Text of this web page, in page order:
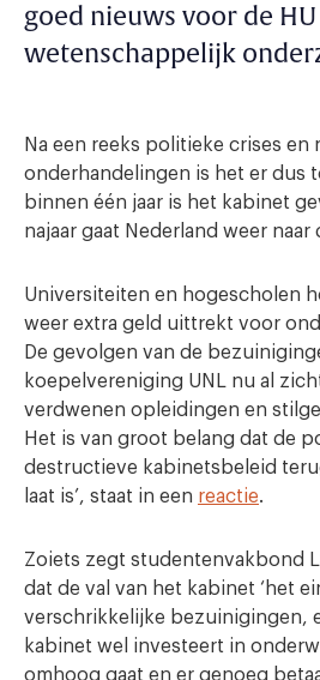
goed nieuws voor de
wetenschappelijk
Na een reeks politieke crises en
onderhandelingen is het er dus
binnen één jaar is het kabinet
najaar gaat Nederland weer naar
Universiteiten en hogescholen
weer extra geld uittrekt voor
De gevolgen van de
koepelvereniging UNL nu al
verdwenen opleidingen en
Het is van groot belang dat de
destructieve kabinetsbeleid
laat is’, staat in een reactie.
Zoiets zegt studentenvakbond
dat de val van het kabinet ‘het
verschrikkelijke bezuinigingen,
kabinet wel investeert in
omhoog gaat en er genoeg